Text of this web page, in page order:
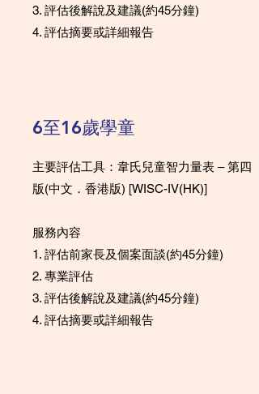
3. 評估後解說及建議(約45分鐘)
4. 評估摘要或詳細報告
6至16歲學童
主要評估工具：韋氏兒童智力量表 – 第四
版(中文．香港版) [WISC-IV(HK)]
服務內容
1. 評估前家長及個案面談(約45分鐘)
2. 專業評估
3. 評估後解說及建議(約45分鐘)
4. 評估摘要或詳細報告